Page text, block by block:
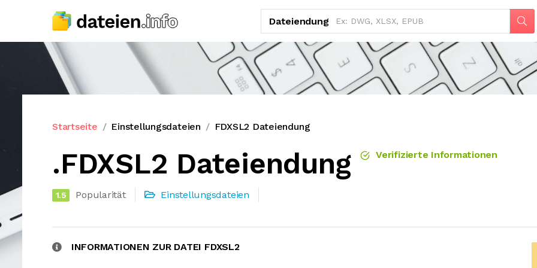
Dateiendung
Startseite Einstellungsdateien FDXSL2 Dateiendung
.FDXSL2 Dateiendung Verifizierte Informationen
1.5 Popularität Einstellungsdateien
INFORMATIONEN ZUR DATEI FDXSL2